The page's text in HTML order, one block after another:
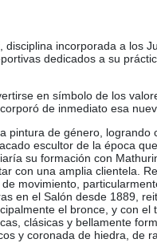
incorporada a los
dedicados a su
en símbolo de los
de inmediato esa
de género,
escultor de la época
su formación con
con una amplia clientela.
movimiento,
en el Salón desde 1889,
el bronce, y con
clásicas y bellamente
y coronada de hiedra, de